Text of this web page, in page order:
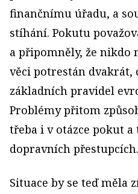
finančnímu úřadu, a
stíhání. Pokutu
a připomněly, že nikdo
věci potrestán dvakrát,
základních pravidel
Problémy přitom
třeba i v otázce pokut
dopravních přestupcích.
Situace by se teď měla